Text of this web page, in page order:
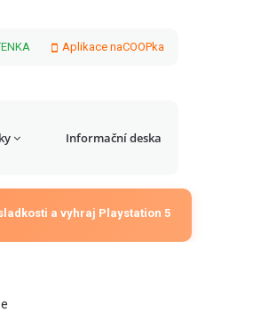
Aplikace naCOOPka
Informační deska
a vyhraj Playstation 5